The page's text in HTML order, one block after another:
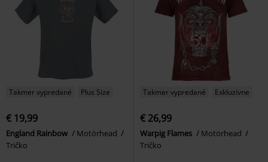
Takmer vypredané Plus Size
€ 19,99
England Rainbow
Motörhead
Tričko
Takmer vypredané Exkluzívne
€ 26,99
Warpig Flames
Motörhead
Tričko